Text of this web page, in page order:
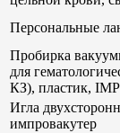
Персональные
Пробирка
для
КЗ), пластик,
Игла
импровакутер